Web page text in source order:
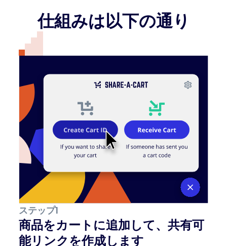
仕組みは以下の通り
ステップ1
商品をカートに追加して、共有可
能リンクを作成します